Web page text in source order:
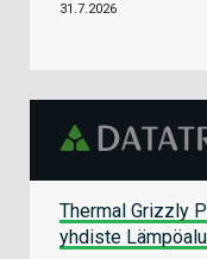
31.7.2026
Thermal Grizzly
yhdiste